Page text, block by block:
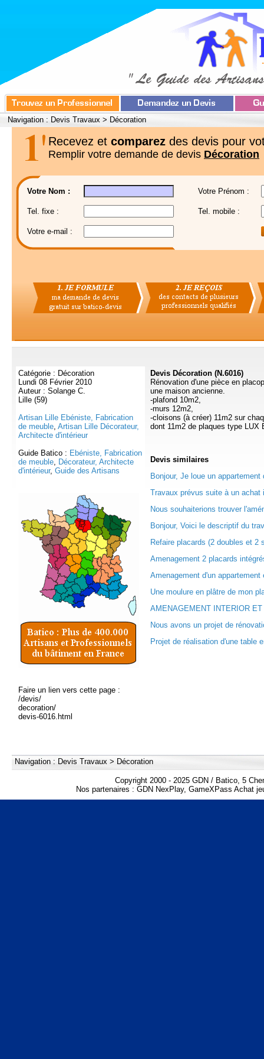
Navigation : Devis Travaux > Décoration
Recevez et comparez des devis pour
Remplir votre demande de devis Décoration
Votre Nom : Votre Prénom :
Tel. fixe : Tel. mobile :
Votre e-mail :
Catégorie : Décoration
Lundi 08 Février 2010
Auteur : Solange C.
Lille (59)
Artisan Lille Ebéniste, Fabrication
de meuble, Artisan Lille Décorateur,
Architecte d'intérieur
Guide Batico : Ebéniste, Fabrication
de meuble, Décorateur, Architecte
d'intérieur, Guide des Artisans
Faire un lien vers cette page :
/devis/
decoration/
devis-6016.html
Devis Décoration (N.6016)
Rénovation d'une pièce en
une maison ancienne.
-plafond 10m2,
-murs 12m2,
-cloisons (à créer) 11m2 sur
dont 11m2 de plaques type LUX
Devis similaires
Bonjour, Je loue un appartement
Travaux prévus suite à un achat
Nous souhaiterions trouver
Bonjour, Voici le descriptif du
Refaire placards (2 doubles et 2
Amenagement 2 placards
Amenagement d'un appartement
Une moulure en plâtre de mon
AMENAGEMENT INTERIOR
Nous avons un projet de
Projet de réalisation d'une table
Navigation : Devis Travaux > Décoration
Copyright 2000 - 2025 GDN / Batico, 5
Nos partenaires : GDN NexPlay, GameXPass Achat